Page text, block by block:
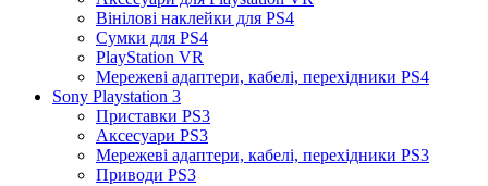
Вінілові наклейки для PS4
Сумки для PS4
PlayStation VR
Мережеві адаптери, кабелі, перехідники PS4
Sony Playstation 3
Приставки PS3
Аксесуари PS3
Мережеві адаптери, кабелі, перехідники PS3
Приводи PS3